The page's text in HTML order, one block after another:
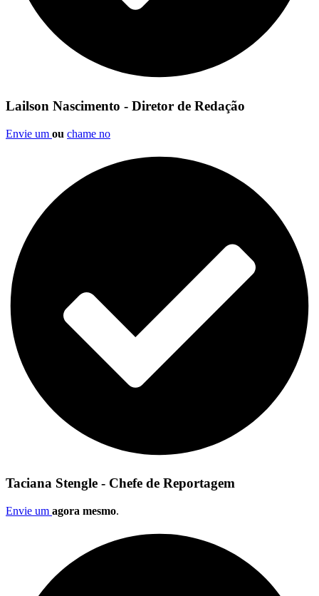
Lailson Nascimento - Diretor de Redação
Envie um ou chame no
Taciana Stengle - Chefe de Reportagem
Envie um agora mesmo.